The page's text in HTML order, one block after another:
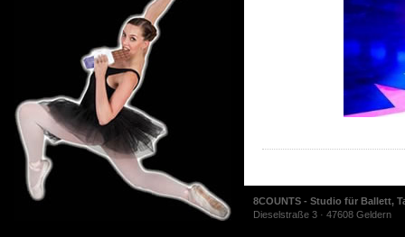
8COUNTS - Studio für Ballett,
Dieselstraße 3 · 47608 Geldern